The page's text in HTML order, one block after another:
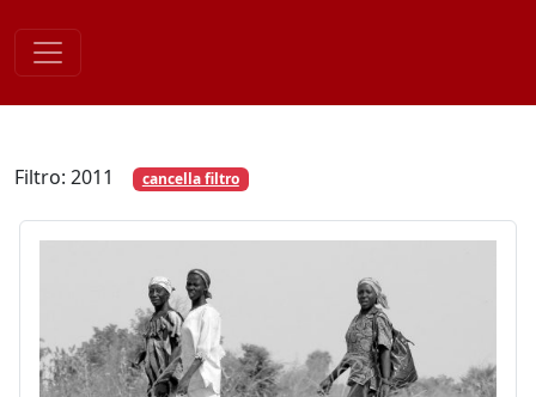
content
Filtro: 2011 cancella filtro